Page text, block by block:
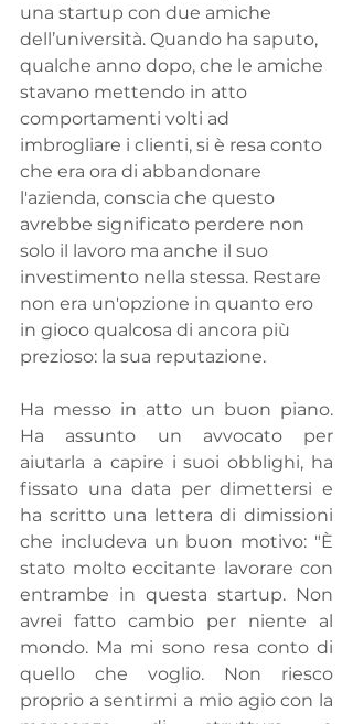
una startup con due amiche
dell’università. Quando ha saputo,
qualche anno dopo, che le amiche
stavano mettendo in atto
comportamenti volti ad
imbrogliare i clienti, si è resa conto
che era ora di abbandonare
l'azienda, conscia che questo
avrebbe significato perdere non
solo il lavoro ma anche il suo
investimento nella stessa. Restare
non era un'opzione in quanto ero
in gioco qualcosa di ancora più
prezioso: la sua reputazione.
Ha messo in atto un buon piano.
Ha assunto un avvocato per
aiutarla a capire i suoi obblighi, ha
fissato una data per dimettersi e
ha scritto una lettera di dimissioni
che includeva un buon motivo: "È
stato molto eccitante lavorare con
entrambe in questa startup. Non
avrei fatto cambio per niente al
mondo. Ma mi sono resa conto di
quello che voglio. Non riesco
proprio a sentirmi a mio agio con la